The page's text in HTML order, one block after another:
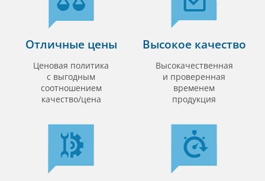
Отличные цены
Ценовая политика
с выгодным
соотношением
качество/цена
Высокое качество
Высокачественная
и проверенная
временем
продукция